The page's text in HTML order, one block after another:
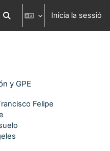
Commuta l'entrada de la cerca
Inicia la sessió
y GPE
Felipe